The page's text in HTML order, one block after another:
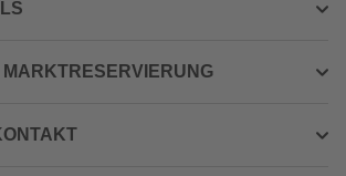
MARKTRESERVIERUNG